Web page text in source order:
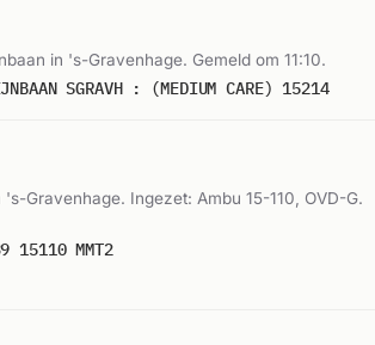
in 's-Gravenhage. Gemeld om 11:10.
SGRAVH : (MEDIUM CARE) 15214
Gravenhage. Ingezet: Ambu 15-110, OVD-G.
15110 MMT2